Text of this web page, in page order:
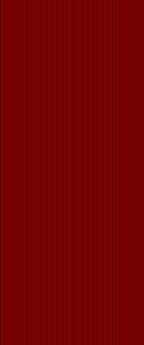
Tôn Đức cùng quý